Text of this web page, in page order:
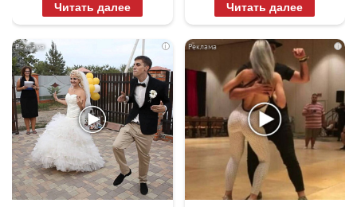
Читать далее Читать далее
i i